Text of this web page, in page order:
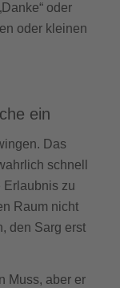
oder
oder kleinen
ein
Das
schnell
Erlaubnis zu
Raum nicht
den Sarg erst
Muss, aber er